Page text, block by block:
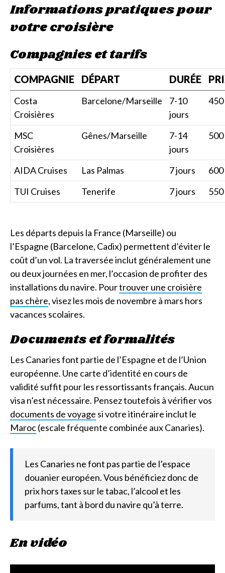
Informations pratiques pour
votre croisière
Compagnies et tarifs
COMPAGNIE DÉPART DURÉE
Costa
Croisières
Barcelone/Marseille
7-10
jours
450
MSC
Croisières
Gênes/Marseille
7-14
jours
500
AIDA Cruises Las Palmas 7 jours
600
TUI Cruises
Tenerife 7 jours 550
Les départs depuis la France (Marseille) ou
l’Espagne (Barcelone, Cadix) permettent d’éviter le
coût d’un vol. La traversée inclut généralement une
ou deux journées en mer, l’occasion de profiter des
installations du navire. Pourtrouver une croisière
pas chère, visez les mois de novembre à mars hors
vacances scolaires.
Documents et formalités
Les Canaries font partie de l’Espagne et de l’Union
européenne. Une carte d’identité en cours de
validité suffit pour les ressortissants français. Aucun
visa n’est nécessaire. Pensez toutefois à vérifier vos
documents de voyage si votre itinéraire inclut le
Maroc(escale fréquente combinée aux Canaries).
Les Canaries ne font pas partie de l’espace
douanier européen. Vous bénéficiez donc de
prix hors taxes sur le tabac, l’alcool et les
parfums, tant à bord du navire qu’à terre.
En vidéo